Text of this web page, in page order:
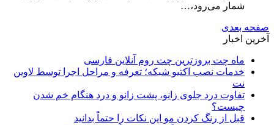
شمار می‌رود،…
صفحه بعدی
آخرین اخبار
ماه چت بروزترین چت روم آنلاین فارسی
خدمات نصب اکتیو شبکه؛ تعرفه و مراحل اجرا توسط لاوین
نت
تفاوت درد جلوی زانو، پشت زانو و درد هنگام خم شدن
چیست؟
قبل از رنگ کردن مو این نکات را حتماً بدانید